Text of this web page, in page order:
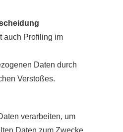
auch Profiling im
Daten durch
Verstoßes.
verarbeiten, um
Daten zum Zwecke